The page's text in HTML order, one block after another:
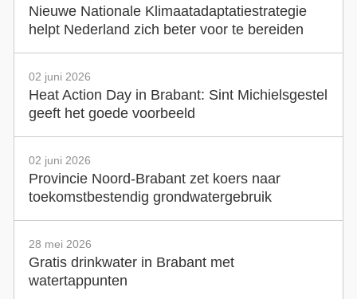
Nieuwe Nationale Klimaatadaptatiestrategie
helpt Nederland zich beter voor te bereiden
02 juni 2026
Heat Action Day in Brabant: Sint Michielsgestel
geeft het goede voorbeeld
02 juni 2026
Provincie Noord-Brabant zet koers naar
toekomstbestendig grondwatergebruik
28 mei 2026
Gratis drinkwater in Brabant met
watertappunten